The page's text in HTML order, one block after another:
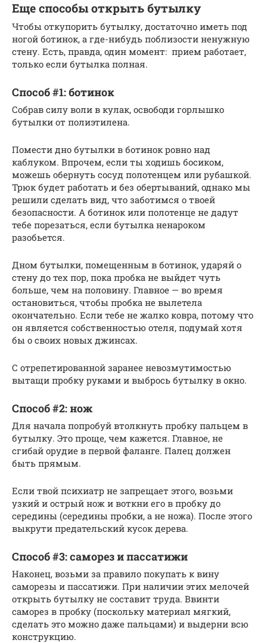
Еще способы открыть бутылку
Чтобы откупорить бутылку, достаточно иметь под
ногой ботинок, а где-нибудь поблизости ненужную
стену. Есть, правда, один момент: прием работает,
только если бутылка полная.
Способ #1: ботинок
Собрав силу воли в кулак, освободи горлышко
бутылки от полиэтилена.
Помести дно бутылки в ботинок ровно над
каблуком. Впрочем, если ты ходишь босиком,
можешь обернуть сосуд полотенцем или рубашкой.
Трюк будет работать и без обертываний, однако мы
решили сделать вид, что заботимся о твоей
безопасности. А ботинок или полотенце не дадут
тебе порезаться, если бутылка ненароком
разобьется.
Дном бутылки, помещенным в ботинок, ударяй о
стену до тех пор, пока пробка не выйдет чуть
больше, чем на половину. Главное — во время
остановиться, чтобы пробка не вылетела
окончательно. Если тебе не жалко ковра, потому что
он является собственностью отеля, подумай хотя
бы о своих новых джинсах.
С отрепетированной заранее невозмутимостью
вытащи пробку руками и выбрось бутылку в окно.
Способ #2: нож
Для начала попробуй втолкнуть пробку пальцем в
бутылку. Это проще, чем кажется. Главное, не
сгибай орудие в первой фаланге. Палец должен
быть прямым.
Если твой психиатр не запрещает этого, возьми
узкий и острый нож и воткни его в пробку до
середины (середины пробки, а не ножа). После этого
выкрути предательский кусок дерева.
Способ #3: саморез и пассатижи
Наконец, возьми за правило покупать к вину
саморезы и пассатижи. При наличии этих мелочей
открыть бутылку не составит труда. Ввинти
саморез в пробку (поскольку материал мягкий,
сделать это можно даже пальцами) и выдерни всю
конструкцию.